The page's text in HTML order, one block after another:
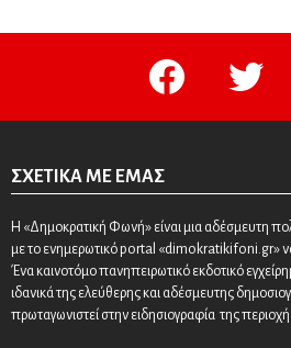
facebook twitter
ΣΧΕΤΙΚΆ ΜΕ ΕΜΆΣ
Η «Δημοκρατική Φωνή» είναι μια αδέσμευτη
με το ενημερωτικό portal «dimokratikifoni.gr»
Ένα καινοτόμο πανηπειρωτικό εκδοτικό
ιδανικά της ελεύθερης και αδέσμευτης
πρωταγωνιστεί στην ειδησιογραφία της